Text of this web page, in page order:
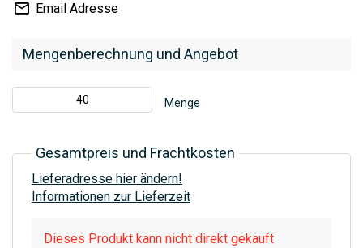
Mengenberechnung und Angebot
Menge
Gesamtpreis und Frachtkosten
Lieferadresse hier ändern!
Informationen zur Lieferzeit
Dieses Produkt kann nicht direkt gekauft
Email Adresse